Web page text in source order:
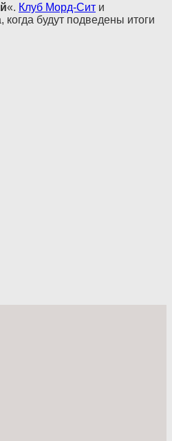
«. Клуб Морд-Сит и
будут подведены итоги